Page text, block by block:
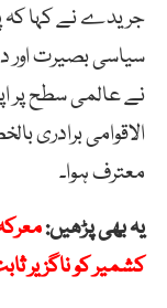
جریدے نے کہا کہ
سیاسی بصیرت اور
نے عالمی سطح پر
الاقوامی برادری
معترف ہوا۔
یہ بھی پڑھیں:
کشمیر کو ناگزیر